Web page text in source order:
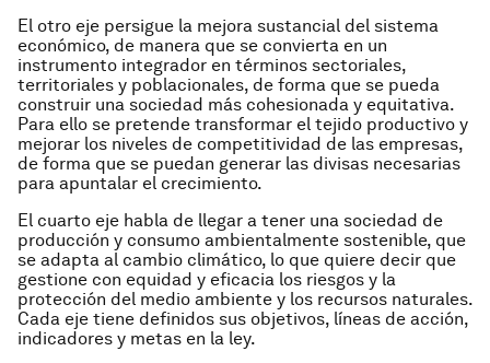
El otro eje persigue la mejora sustancial del sistema
económico, de manera que se convierta en un
instrumento integrador en términos sectoriales,
territoriales y poblacionales, de forma que se pueda
construir una sociedad más cohesionada y equitativa.
Para ello se pretende transformar el tejido productivo y
mejorar los niveles de competitividad de las empresas,
de forma que se puedan generar las divisas necesarias
para apuntalar el crecimiento.
El cuarto eje habla de llegar a tener una sociedad de
producción y consumo ambientalmente sostenible, que
se adapta al cambio climático, lo que quie­re decir que
gestione con equidad y efica­cia los riesgos y la
protección del medio ambiente y los recursos naturales.
Cada eje tiene definidos sus objetivos, líneas de acción,
indicadores y metas en la ley.